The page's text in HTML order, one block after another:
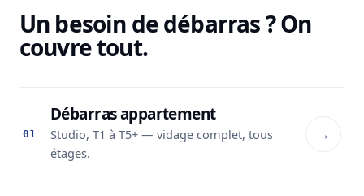
Un besoin de débarras ? On
couvre tout.
01
Débarras appartement
Studio, T1 à T5+ — vidage complet, tous
étages.
→